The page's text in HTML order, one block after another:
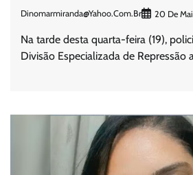
Dinomarmiranda@yahoo.com.br 20 De
Na tarde desta quarta-feira (19),
Divisão Especializada de Repressão